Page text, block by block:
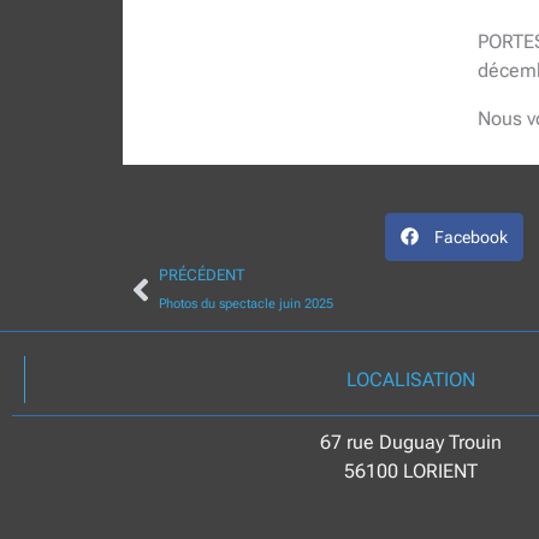
Nous
Facebook
Précédent
PRÉCÉDENT
Photos du spectacle juin 2025
LOCALISATION
67 rue Duguay Trouin
56100 LORIENT